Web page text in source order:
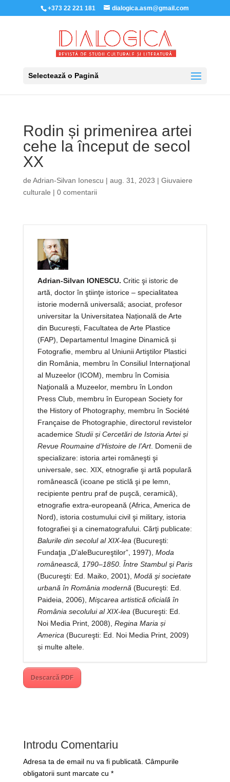
+373 22 221 181 dialogica.asm@gmail.com
Selectează o Pagină
Rodin și primenirea artei
cehe la început de secol
XX
de Adrian-Silvan Ionescu | aug. 31, 2023 | Giuvaiere
culturale | 0 comentarii
Adrian-Silvan IONESCU. Critic şi istoric de
artă, doctor în ştiinţe istorice – specialitatea
istorie modernă universală; asociat, profesor
universitar la Universitatea Națională de Arte
din București, Facultatea de Arte Plastice
(FAP), Departamentul Imagine Dinamică și
Fotografie, membru al Uniunii Artiştilor Plastici
din România, membru în Consiliul Internaţional
al Muzeelor (ICOM), membru în Comisia
Naţională a Muzeelor, membru în London
Press Club, membru în European Society for
the History of Photography, membru în Société
Française de Photographie, directorul revistelor
academiceStudii și Cercetări de Istoria Artei și
Revue Roumaine d’Histoire de l’Art. Domenii de
specializare: istoria artei româneşti şi
universale, sec. XIX, etnografie şi artă populară
românească (icoane pe sticlă şi pe lemn,
recipiente pentru praf de puşcă, ceramică),
etnografie extra-europeană (Africa, America de
Nord), istoria costumului civil şi military, istoria
fotografiei şi a cinematografului. Cărţi publicate:
Balurile din secolul al XIX-lea (Bucureşti:
Fundaţia „D’aleBucureştilor”, 1997), Moda
românească, 1790–1850. Între Stambul şi Paris
(Bucureşti: Ed. Maiko, 2001), Modă şi societate
urbană în România modernă (Bucureşti: Ed.
Paideia, 2006), Mişcarea artistică oficială în
România secolului al XIX-lea (Bucureşti: Ed.
Noi Media Print, 2008), Regina Maria și
America (Bucureşti: Ed. Noi Media Print, 2009)
și multe altele.
Descarcă PDF
Introdu Comentariu
Adresa ta de email nu va fi publicată. Câmpurile
obligatorii sunt marcate cu *